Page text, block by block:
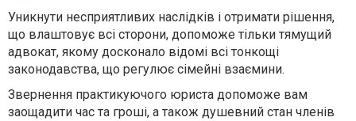
Уникнути несприятливих наслідків і отримати рішення,
що влаштовує всі сторони, допоможе тільки тямущий
адвокат, якому досконало відомі всі тонкощі
законодавства, що регулює сімейні взаємини.
Звернення практикуючого юриста допоможе вам
заощадити час та гроші, а також душевний стан членів